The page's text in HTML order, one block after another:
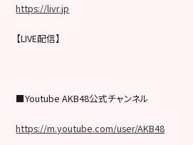
https://livr.jp
【LIVE配信】
■Youtube AKB48公式チャンネル
https://m.youtube.com/user/AKB48